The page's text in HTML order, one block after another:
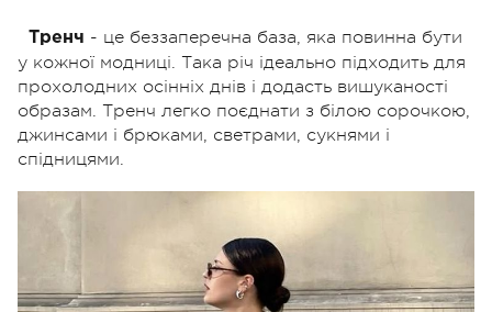
Тренч - це беззаперечна база, яка повинна бути
у кожної модниці. Така річ ідеально підходить для
прохолодних осінніх днів і додасть вишуканості
образам. Тренч легко поєднати з білою сорочкою,
джинсами і брюками, светрами, сукнями і
спідницями.